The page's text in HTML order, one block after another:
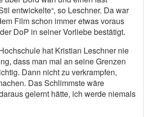
entwickelte“, so Leschner. Da war
Film schon immer etwas voraus
DoP in seiner Vorliebe bestätigt.
hat Kristian Leschner nie
dass man mal an seine Grenzen
Dann nicht zu verkrampfen,
Das Schlimmste wäre
gelernt hätte, ich werde niemals